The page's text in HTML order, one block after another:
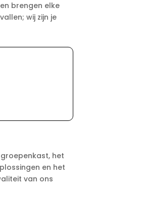
brengen elke
wij zijn je
het
en het
van ons